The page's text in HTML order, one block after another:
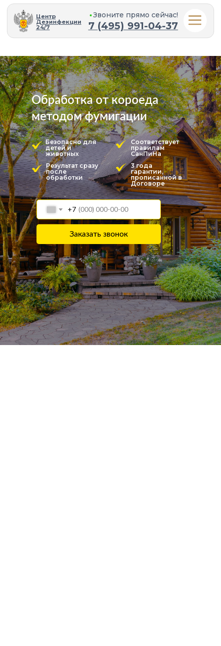
7 (495) 991-04-37
Центр
Дезинфекции
24/7
Обработка от короеда
методом фумигации
+7
Заказать звонок
Безопасно для
детей и
животных
Результат сразу
после
обработки
3 года
гарантии,
прописанной в
Договоре
Соответствует
правилам
СанПиНа